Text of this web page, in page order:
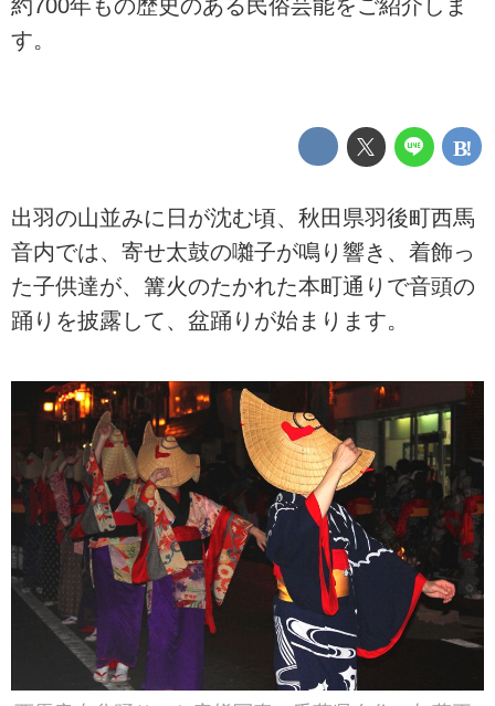
約700年もの歴史のある民俗芸能をご紹介しま
す。
出羽の山並みに日が沈む頃、秋田県羽後町西馬
音内では、寄せ太鼓の囃子が鳴り響き、着飾っ
た子供達が、篝火のたかれた本町通りで音頭の
踊りを披露して、盆踊りが始まります。